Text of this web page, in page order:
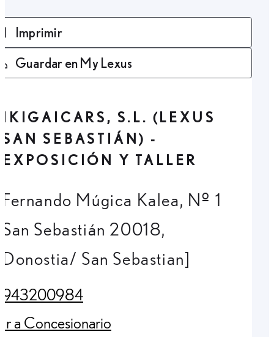
Imprimir
Guardar en My Lexus
IKIGAICARS, S.L. (LEXUS
SAN SEBASTIÁN) -
EXPOSICIÓN Y TALLER
Fernando Múgica Kalea, Nº 1
San Sebastián 20018,
Donostia/ San Sebastian]
943200984
(Opens in new tab)
Ir a Concesionario